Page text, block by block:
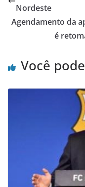
Nordeste
Agendamento da
é
Você